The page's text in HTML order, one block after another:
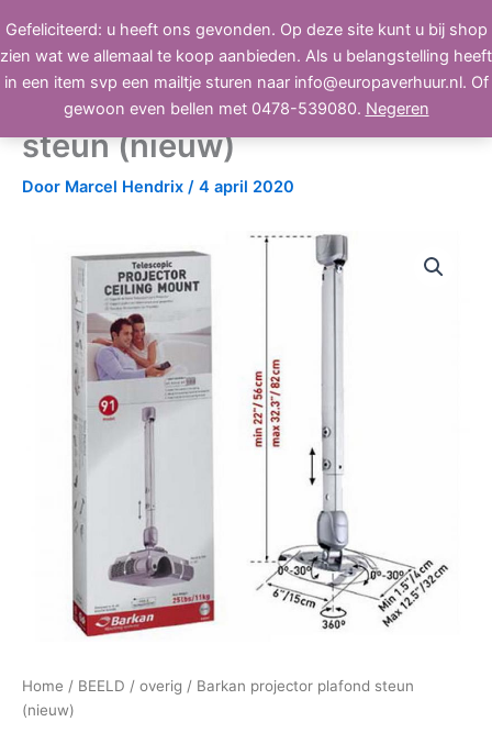
Gefeliciteerd: u heeft ons gevonden. Op deze site kunt u bij shop
zien wat we allemaal te koop aanbieden. Als u belangstelling heeft
in een item svp een mailtje sturen naar info@europaverhuur.nl. Of
gewoon even bellen met 0478-539080. Negeren
naar
de
inhoud
BEELD, GELUID, LICHT
Barkan projector plafond
steun (nieuw)
Door Marcel Hendrix / 4 april 2020
Home / BEELD / overig / Barkan projector plafond steun
(nieuw)